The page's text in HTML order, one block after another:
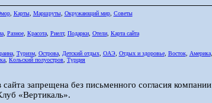
, Карты, Маршруты, Окружающий мир, Советы
, Разное, Красота, Риелт, Подарки, Отели, Карта сайта
, Туризм, Острова, Детский отдых, ОАЭ, Отдых и здоровье, Восток, Америка,
Кольский полуостров Турция
запрещена без письменного согласия компании
«Вертикаль».